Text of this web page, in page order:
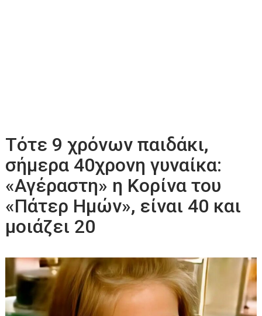
Τότε 9 χρόνων παιδάκι,
σήμερα 40χρονη γυναίκα:
«Αγέραστη» η Κορίνα του
«Πάτερ Ημών», είναι 40 και
μοιάζει 20